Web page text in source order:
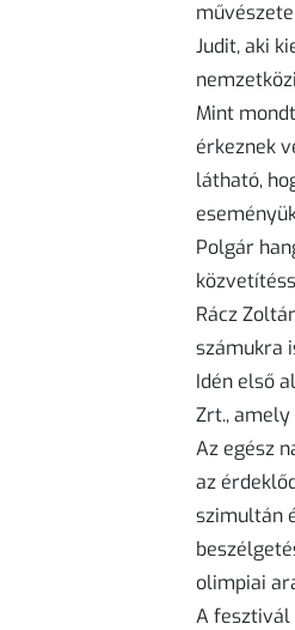
Judit, aki
Mint
érkeznek
látható,
Polgár
Rácz
számukra
Idén első
Zrt.,
Az egész
az
szimultán
olimpiai
A fesztivál